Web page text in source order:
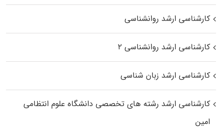
کارشناسی ارشد روانشناسی
کارشناسی ارشد روانشناسی ۲
کارشناسی ارشد زبان شناسی
کارشناسی ارشد رﺷﺘﻪ ﻫﺎی تخصصی داﻧﺸﮕﺎه ﻋﻠﻮم انتظامی
اﻣﻴﻦ